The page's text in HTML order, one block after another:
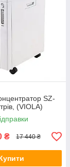
SZ-
(VIOLA)
₴ 17 440 ₴